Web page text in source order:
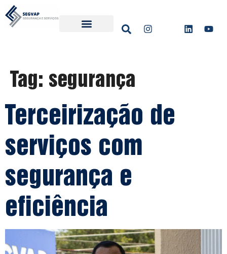
Tag: segurança
Terceirização de
serviços com
segurança e
eficiência